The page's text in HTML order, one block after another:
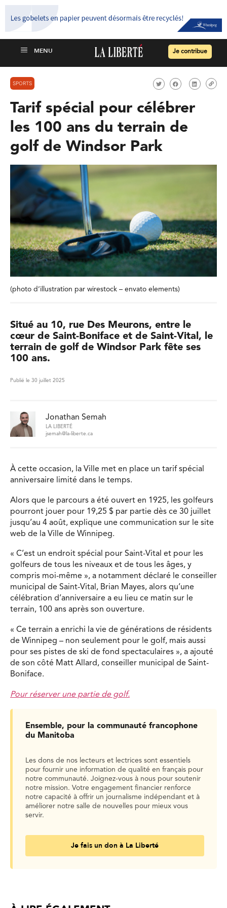
Je contribue
SPORTS
Tarif spécial pour célébrer
les 100 ans du terrain de
golf de Windsor Park
(photo d’illustration par wirestock – envato elements)
Situé au 10, rue Des Meurons, entre le
cœur de Saint-Boniface et de Saint-Vital, le
terrain de golf de Windsor Park fête ses
100 ans.
Publié le 30 juillet 2025
Jonathan Semah
LA LIBERTÉ
jsemah@la-liberte.ca
À cette occasion, la Ville met en place un tarif spécial
anniversaire limité dans le temps.
Alors que le parcours a été ouvert en 1925, les golfeurs
pourront jouer pour 19,25 $ par partie dès ce 30 juillet
jusqu’au 4 août, explique une communication sur le site
web de la Ville de Winnipeg.
« C’est un endroit spécial pour Saint-Vital et pour les
golfeurs de tous les niveaux et de tous les âges, y
compris moi-même », a notamment déclaré le conseiller
municipal de Saint-Vital, Brian Mayes, alors qu’une
célébration d’anniversaire a eu lieu ce matin sur le
terrain, 100 ans après son ouverture.
« Ce terrain a enrichi la vie de générations de résidents
de Winnipeg – non seulement pour le golf, mais aussi
pour ses pistes de ski de fond spectaculaires », a ajouté
de son côté Matt Allard, conseiller municipal de Saint-
Boniface.
Pour réserver une partie de golf.
Ensemble, pour la communauté francophone
du Manitoba
Les dons de nos lecteurs et lectrices sont essentiels
pour fournir une information de qualité en français pour
notre communauté. Joignez-vous à nous pour soutenir
notre mission. Votre engagement financier renforce
notre capacité à offrir un journalisme indépendant et à
améliorer notre salle de nouvelles pour mieux vous
servir.
Je fais un don à La Liberté